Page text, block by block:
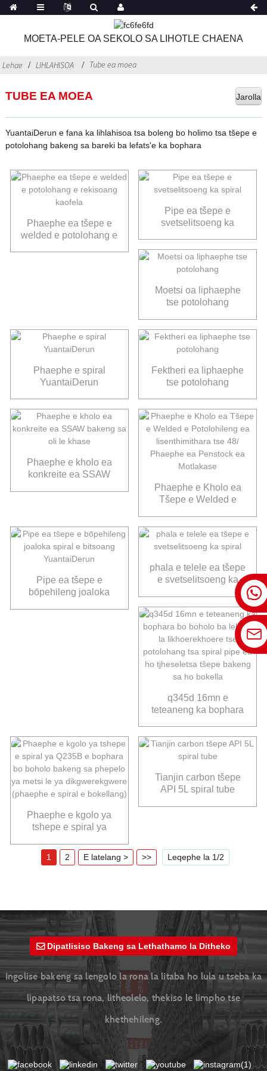
MOETA-PELE OA SEKOLO SA LIHOTLE CHAENA
Lehae LIHLAHISOA Tube ea moea
TUBE EA MOEA Jarolla
YuantaiDerun e fana ka lihlahisoa tsa boleng bo holimo tsa tšepe e
potolohang bakeng sa bareki ba lefats'e ka bophara
Phaephe ea tšepe e
welded e potolohang e
Pipe ea tšepe e
svetselitsoeng ka
Moetsi oa liphaephe
tse potolohang
Phaephe e spiral
YuantaiDerun
Fektheri ea liphaephe
tse potolohang
Phaephe e kholo ea
konkreite ea SSAW
Phaephe e Kholo ea
Tšepe e Welded e
Phaephe ea Penstock
ea Motlakase
Pipe ea tšepe e
bōpehileng joaloka
phala e telele ea tšepe
e svetselitsoeng ka
q345d 16mn e
teteaneng ka bophara
potolohang tsa spiral
pipe ea ho tjheseletsa
bokella
Phaephe e kgolo ya
tshepe e spiral ya
boholo bakeng sa
phepelo ya metsi le ya
Tianjin carbon tšepe
API 5L spiral tube
1 2 E latelang > >> Leqephe la 1/2
Dipatlisiso Bakeng sa Lethathamo la Ditheko
Ingolise bakeng sa lengolo la rona la litaba ho lula u tseba ka
lipapatso tsa rona, litheolelo, thekiso le limpho tse
khethehileng.